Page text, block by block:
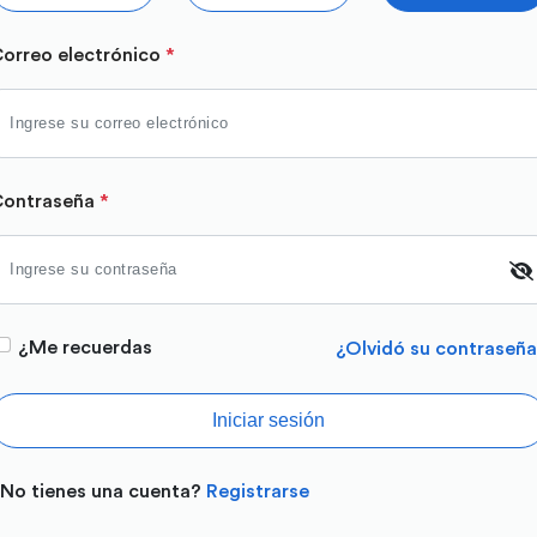
electrónico *
*
¿Me recuerdas ¿Olvidó su
Iniciar sesión
tienes una cuenta? Registrarse